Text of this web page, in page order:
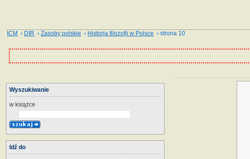
ICM › DIR ›Zasoby polskie › Historja filozofji w Polsce › strona 10
Wyszukiwanie
w książce
Idź do